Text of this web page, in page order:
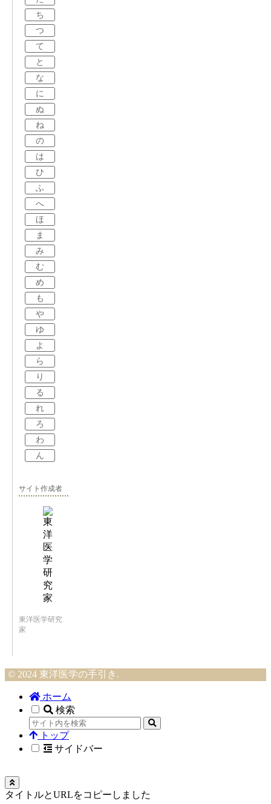
ち
つ
て
と
な
に
ぬ
ね
の
は
ひ
ふ
へ
ほ
ま
み
む
め
も
や
ゆ
よ
ら
り
る
れ
ろ
わ
ん
サイト作成者
東洋医学研究
家
© 2024 東洋医学の手引き.
ホーム
検索
トップ
サイドバー
タイトルとURLをコピーしました